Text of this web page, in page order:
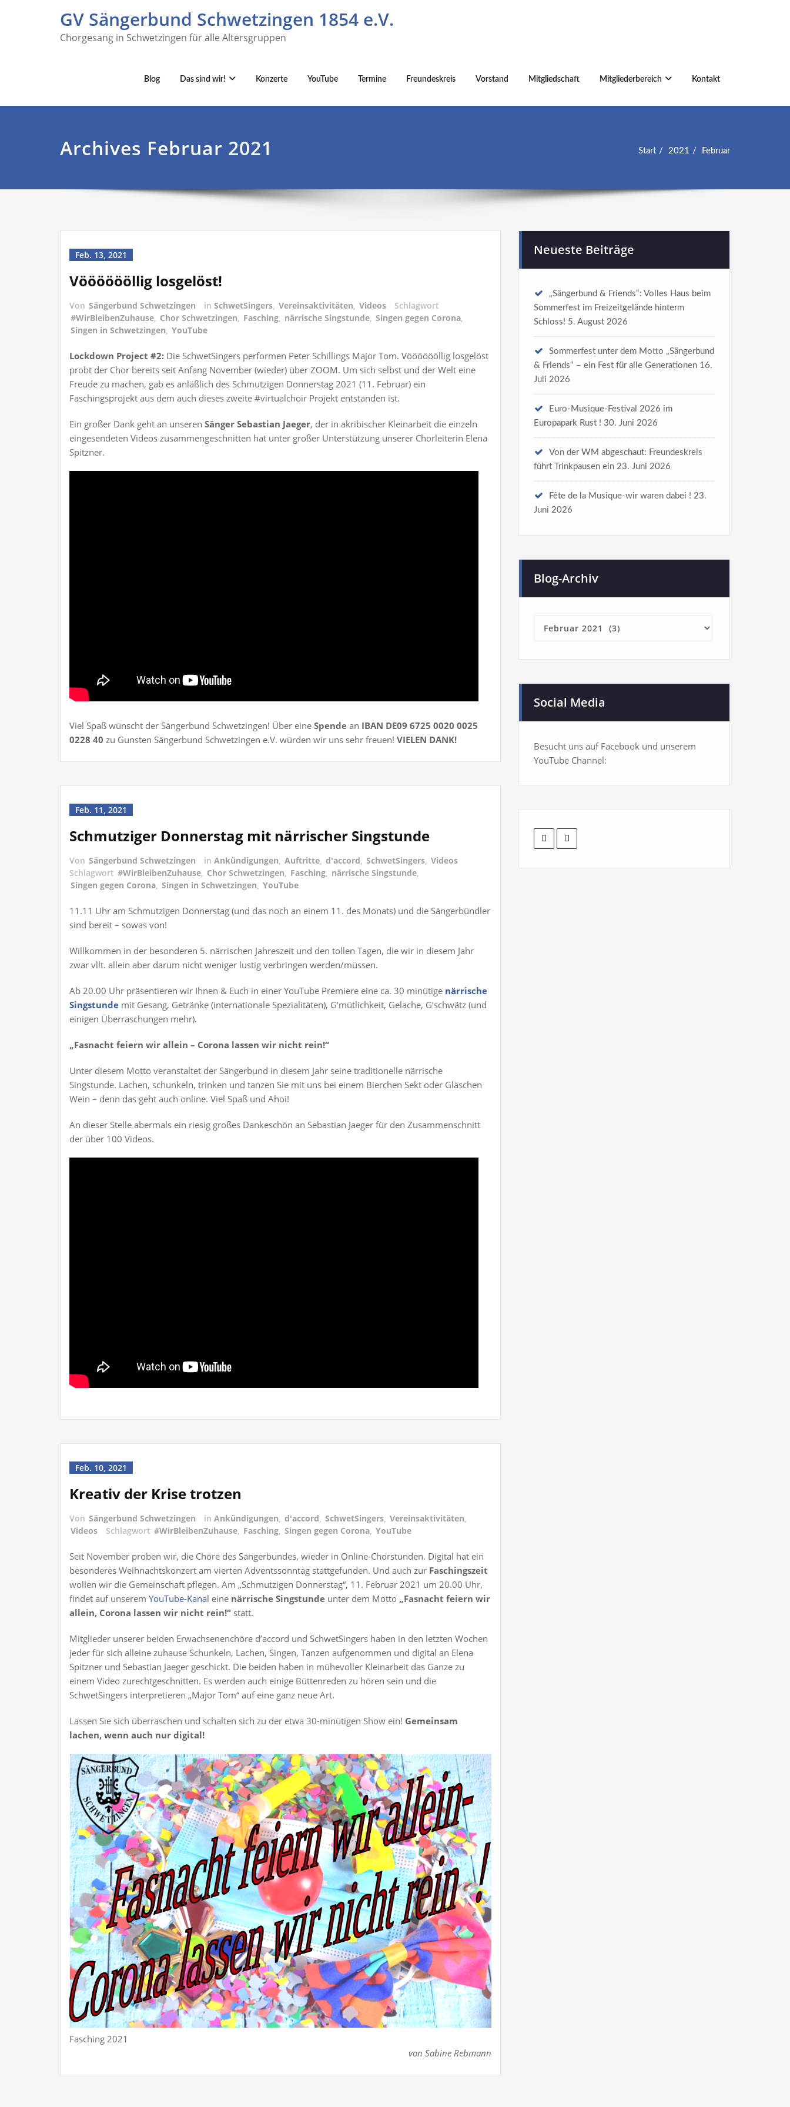
GV Sängerbund Schwetzingen 1854 e.V.
Chorgesang in Schwetzingen für alle Altersgruppen
Blog Das sind wir! Konzerte YouTube Termine Freundeskreis Vorstand Mitgliedschaft Mitgliederbereich Kontakt
Archives Februar 2021 Start 2021 Februar
Feb. 13, 2021
Vööööööllig losgelöst!
Von Sängerbund Schwetzingen in SchwetSingers, Vereinsaktivitäten, Videos
Schlagwort
#WirBleibenZuhause, Chor Schwetzingen, Fasching, närrische Singstunde, Singen gegen Corona,
Singen in Schwetzingen, YouTube
Lockdown Project #2: Die SchwetSingers performen Peter Schillings Major Tom. Vööööööllig losgelöst
probt der Chor bereits seit Anfang November (wieder) über ZOOM. Um sich selbst und der Welt eine
Freude zu machen, gab es anläßlich des Schmutzigen Donnerstag 2021 (11. Februar) ein
Faschingsprojekt aus dem auch dieses zweite #virtualchoir Projekt entstanden ist.
Ein großer Dank geht an unseren Sänger Sebastian Jaeger, der in akribischer Kleinarbeit die einzeln
eingesendeten Videos zusammengeschnitten hat unter großer Unterstützung unserer Chorleiterin Elena
Spitzner.
Viel Spaß wünscht der Sängerbund Schwetzingen! Über eine Spende an IBAN DE09 6725 0020 0025
0228 40 zu Gunsten Sängerbund Schwetzingen e.V. würden wir uns sehr freuen! VIELEN DANK!
Feb. 11, 2021
Schmutziger Donnerstag mit närrischer Singstunde
Von Sängerbund Schwetzingen in Ankündigungen Auftritte d'accord SchwetSingers Videos
Schlagwort #WirBleibenZuhause Chor Schwetzingen Fasching närrische Singstunde
Singen gegen Corona Singen in Schwetzingen YouTube
11.11 Uhr am Schmutzigen Donnerstag (und das noch an einem 11. des Monats) und die Sängerbündler
sind bereit – sowas von!
Willkommen in der besonderen 5. närrischen Jahreszeit und den tollen Tagen, die wir in diesem Jahr
zwar vllt. allein aber darum nicht weniger lustig verbringen werden/müssen.
Ab 20.00 Uhr präsentieren wir Ihnen & Euch in einer YouTube Premiere eine ca. 30 minütige närrische
Singstunde mit Gesang, Getränke (internationale Spezialitäten), G’mütlichkeit, Gelache, G’schwätz (und
einigen Überraschungen mehr).
„Fasnacht feiern wir allein – Corona lassen wir nicht rein!“
Unter diesem Motto veranstaltet der Sängerbund in diesem Jahr seine traditionelle närrische
Singstunde. Lachen, schunkeln, trinken und tanzen Sie mit uns bei einem Bierchen Sekt oder Gläschen
Wein – denn das geht auch online. Viel Spaß und Ahoi!
An dieser Stelle abermals ein riesig großes Dankeschön an Sebastian Jaeger für den Zusammenschnitt
der über 100 Videos.
Feb. 10, 2021
Kreativ der Krise trotzen
Von Sängerbund Schwetzingen in Ankündigungen, d'accord, SchwetSingers, Vereinsaktivitäten,
Videos
Schlagwort #WirBleibenZuhause, Fasching, Singen gegen Corona, YouTube
Seit November proben wir, die Chöre des Sängerbundes, wieder in Online-Chorstunden. Digital hat ein
besonderes Weihnachtskonzert am vierten Adventssonntag stattgefunden. Und auch zur Faschingszeit
wollen wir die Gemeinschaft pflegen. Am „Schmutzigen Donnerstag“, 11. Februar 2021 um 20.00 Uhr,
findet auf unserem YouTube-Kanal eine närrische Singstunde unter dem Motto „Fasnacht feiern wir
allein, Corona lassen wir nicht rein!“ statt.
Mitglieder unserer beiden Erwachsenenchöre d’accord und SchwetSingers haben in den letzten Wochen
jeder für sich alleine zuhause Schunkeln, Lachen, Singen, Tanzen aufgenommen und digital an Elena
Spitzner und Sebastian Jaeger geschickt. Die beiden haben in mühevoller Kleinarbeit das Ganze zu
einem Video zurechtgeschnitten. Es werden auch einige Büttenreden zu hören sein und die
SchwetSingers interpretieren „Major Tom“ auf eine ganz neue Art.
Lassen Sie sich überraschen und schalten sich zu der etwa 30-minütigen Show ein! Gemeinsam
lachen, wenn auch nur digital!
Fasching 2021
von Sabine Rebmann
Neueste Beiträge
„Sängerbund & Friends“: Volles Haus beim
Sommerfest im Freizeitgelände hinterm
Schloss! 5. August 2026
Sommerfest unter dem Motto „Sängerbund
& Friends“ – ein Fest für alle Generationen 16.
Juli 2026
Euro-Musique-Festival 2026 im
Europapark Rust ! 30. Juni 2026
Von der WM abgeschaut: Freundeskreis
führt Trinkpausen ein 23. Juni 2026
Fête de la Musique-wir waren dabei ! 23.
Juni 2026
Blog-Archiv
Archiv
Social Media
Besucht uns auf Facebook und unserem
YouTube Channel: